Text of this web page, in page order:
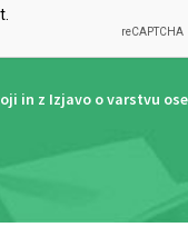
in z Izjavo o varstvu